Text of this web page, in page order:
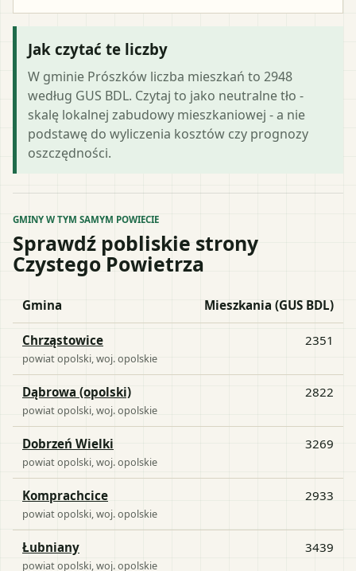
Jak czytać te liczby
W gminie Prószków liczba mieszkań to 2948
według GUS BDL. Czytaj to jako neutralne tło -
skalę lokalnej zabudowy mieszkaniowej - a nie
podstawę do wyliczenia kosztów czy prognozy
oszczędności.
GMINY W TYM SAMYM POWIECIE
Sprawdź pobliskie strony
Czystego Powietrza
Gmina Mieszkania (GUS BDL)
Chrząstowice
powiatopolski , woj.opolskie
2351
Dąbrowa (opolski)
powiatopolski , woj.opolskie
2822
Dobrzeń Wielki
powiatopolski , woj.opolskie
3269
Komprachcice
powiatopolski , woj.opolskie
2933
Łubniany
powiatopolski , woj.opolskie
3439